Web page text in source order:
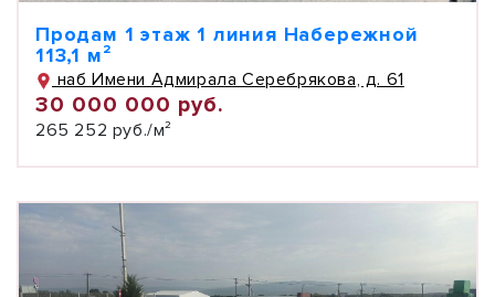
Продам 1 этаж 1 линия Набережной
113,1 м²
наб Имени Адмирала Серебрякова, д. 61
30 000 000 руб.
265 252 руб./м²